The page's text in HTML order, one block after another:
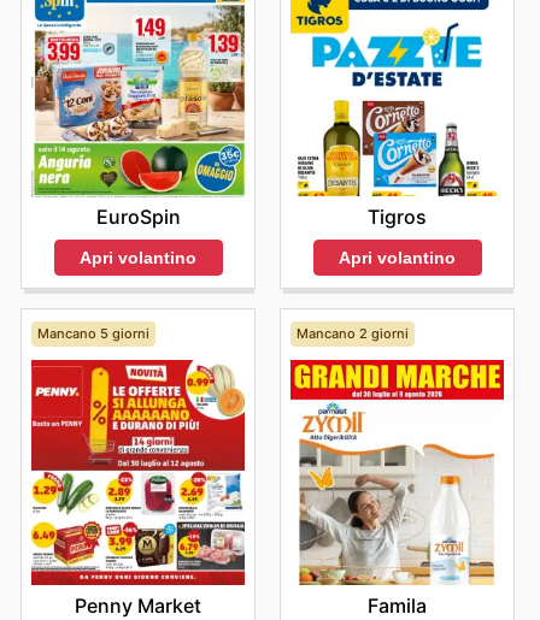
modo intelligente, garantendovi sempre il miglior prezzo
possibile su una gamma diversificata di prodotti.
L'impegno di Flor do Café nel fornire offerte vantaggiose
è una testimonianza del loro rispetto e della loro
dedizione verso la comunità di Italia 5. Ogni promozione
è studiata per offrire un valore aggiunto tangibile,
rendendo l'esperienza d'acquisto non solo piacevole,
ma anche estremamente conveniente. In un mercato in
continua evoluzione, Flor do Café si posiziona come un
faro di affidabilità e convenienza, un partner che
comprende le vostre necessità e si impegna a
soddisfarle con soluzioni innovative e accessibili.Visit
Flor do Café's website today to explore the best deals
and start saving now.
EuroSpin
Apri volantino
Tigros
Apri volantino
Mancano 5 giorni
Penny Market
Mancano 2 giorni
Famila